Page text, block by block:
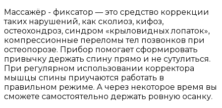
Массажёр - фиксатор — это средство коррекции
таких нарушений, как сколиоз, кифоз,
остеохондроз, синдром «крыловидных лопаток»,
компрессионные переломы тел позвонков при
остеопорозе. Прибор помогает сформировать
привычку держать спину прямо и не сутулиться.
При регулярном использовании корректора
мышцы спины приучаются работать в
правильном режиме. А через некоторое время вы
сможете самостоятельно держать ровную осанку.